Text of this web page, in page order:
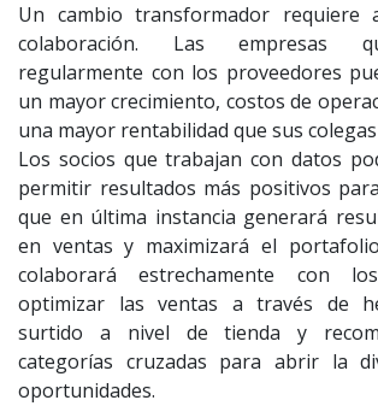
Un cambio transformador requiere
colaboración. Las empresas
regularmente con los proveedores
un mayor crecimiento, costos de
una mayor rentabilidad que sus
Los socios que trabajan con datos
permitir resultados más positivos
que en última instancia generará
en ventas y maximizará el
colaborará estrechamente con
optimizar las ventas a través de
surtido a nivel de tienda y
categorías cruzadas para abrir la
oportunidades.